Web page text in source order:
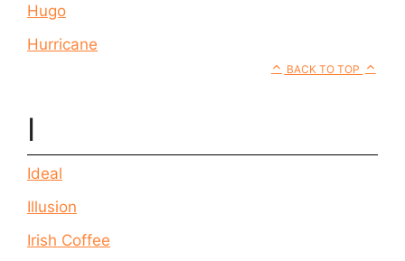
Hugo
Hurricane
BACK TO TOP
I
Ideal
Illusion
Irish Coffee